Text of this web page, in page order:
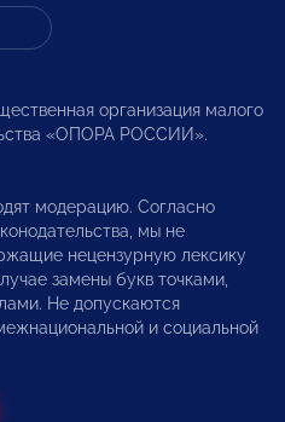
организация малого
«ОПОРА РОССИИ».
модерацию. Согласно
мы не
нецензурную лексику
замены букв точками,
Не допускаются
и социальной